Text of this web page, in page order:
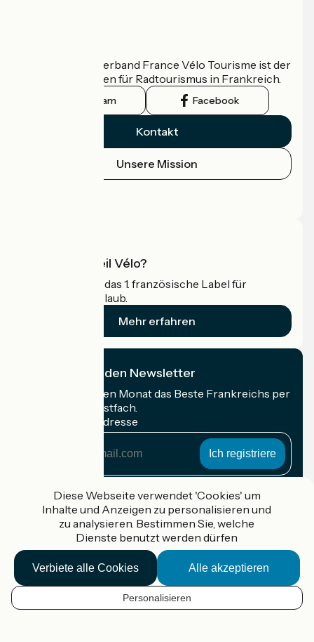
DE
Der nationale Verband France Vélo Tourisme ist der
offizielle Leitfaden für Radtourismus in Frankreich.
Instagram Facebook
Kontakt
Unsere Mission
Was ist Accueil Vélo?
Accueil Vélo ist das 1. französische Label für
Radfahrer im Urlaub.
Mehr erfahren
Ich abonniere den Newsletter
Erhalten Sie jeden Monat das Beste Frankreichs per
Rad in Ihrem Postfach.
Meine E-Mail-Adresse
Adresse
Gefördert im Rahmen von Destination France
Accueil Vélo Pro
Kontakt
Rechtliche Informationen
Diese Webseite verwendet 'Cookies' um
Inhalte und Anzeigen zu personalisieren und
zu analysieren. Bestimmen Sie, welche
Dienste benutzt werden dürfen
Alle akzeptieren
Verbiete alle Cookies
Personalisieren